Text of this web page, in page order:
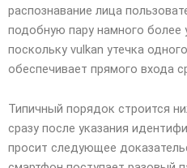
распознавание лица
подобную пару намного более
поскольку vulkan утечка
обеспечивает прямого входа
Типичный порядок строится
сразу после указания
просит следующее